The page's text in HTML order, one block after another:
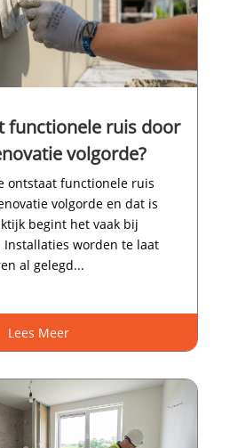
functionele ruis door
volgorde?
ontstaat functionele ruis
volgorde en dat is
begint het vaak bij
worden te laat
al gelegd...
Lees Meer